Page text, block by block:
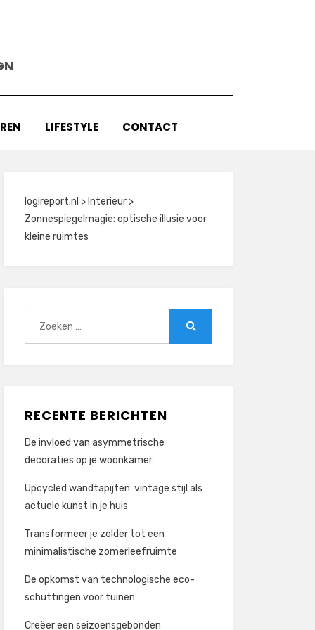
LIFESTYLE CONTACT
logireport.nl > Interieur>
Zonnespiegelmagie: optische illusie voor
kleine ruimtes
RECENTE BERICHTEN
De invloed van asymmetrische
decoraties op je woonkamer
Upcycled wandtapijten: vintage stijl als
actuele kunst in je huis
Transformeer je zolder tot een
minimalistische zomerleefruimte
De opkomst van technologische eco-
schuttingen voor tuinen
Creëer een seizoensgebonden